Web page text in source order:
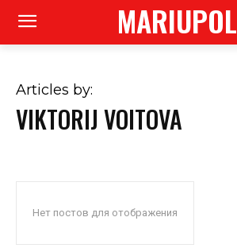
MARIUPOL
Articles by:
VIKTORIJ VOITOVA
Нет постов для отображения